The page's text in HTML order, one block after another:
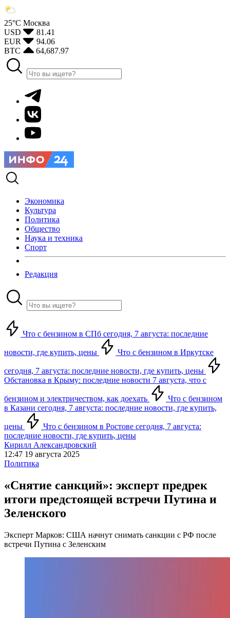
25°С Москва
USD
81.41
EUR
94.06
BTC
64,687.97
Экономика
Культура
Политика
Общество
Наука и техника
Спорт
Редакция
Что с бензином в СПб сегодня, 7 августа: последние
новости, где купить, цены Что с бензином в Иркутске
сегодня, 7 августа: последние новости, где купить, цены
Обстановка в Крыму: последние новости 7 августа, что с
бензином и электричеством, как доехать
Что с бензином
в Казани сегодня, 7 августа: последние новости, где купить,
цены
Что с бензином в Ростове сегодня, 7 августа:
последние новости, где купить, цены
Кирилл Александровский
12:47 19 августа 2025
Политика
«Снятие санкций»: эксперт предрек
итоги предстоящей встречи Путина и
Зеленского
Эксперт Марков: США начнут снимать санкции с РФ после
встречи Путина с Зеленским